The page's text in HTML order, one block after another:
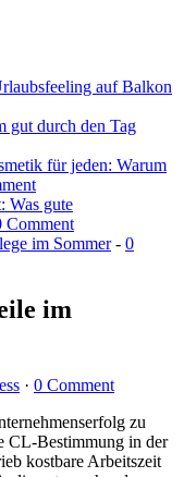
auf Balkon
gut durch den Tag
für jeden: Warum
Was gute
Comment
im Sommer- 0
im
· 0 Comment
zu
CL-Bestimmung in der
kostbare Arbeitszeit